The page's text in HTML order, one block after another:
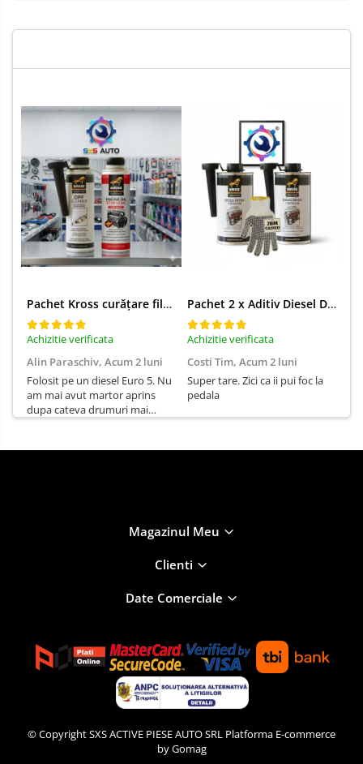
Pachet Kross curățare filtru particule DPF și etanșare ulei 250 ml + 250 ml
Achizitie verificata
Alin Paraschiv, Acum 2 luni
Folosit pe un diesel Euro 5. Nu
am mai avut martor aprins
dupa cateva drumuri mai
Pachet 2 x Aditiv Diesel Detox Premium Kross - Curățare Completă, +5 Puncte Cetanic & Protecție DPF/EGR
Achizitie verificata
Costi Tim, Acum 2 luni
Super tare. Zici ca ii pui foc la
pedala
Magazinul Meu
Clienti
Date Comerciale
© Copyright SXS ACTIVE PIESE AUTO SRL Platforma E-commerce
by Gomag